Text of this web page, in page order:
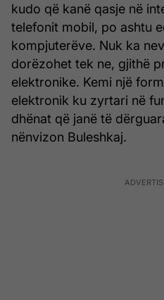
kudo që kanë qasje në
telefonit mobil, po ashtu
kompjuterëve. Nuk ka
dorëzohet tek ne, gjithë
elektronike. Kemi një
elektronik ku zyrtari në
dhënat që janë të
nënvizon Buleshkaj.